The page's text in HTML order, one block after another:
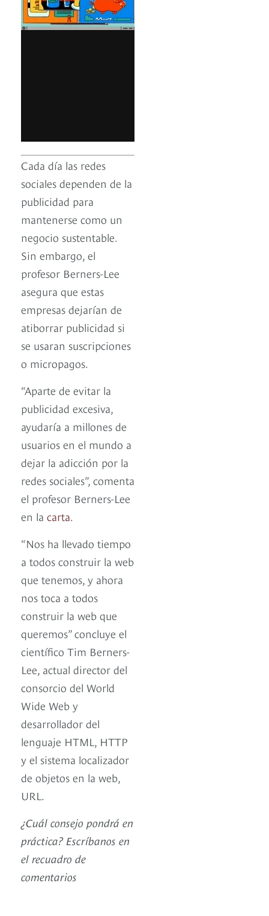
Cada día las redes
sociales dependen de la
publicidad para
mantenerse como un
negocio sustentable.
Sin embargo, el
profesor Berners-Lee
asegura que estas
empresas dejarían de
atiborrar publicidad si
se usaran suscripciones
o micropagos.
“Aparte de evitar la
publicidad excesiva,
ayudaría a millones de
usuarios en el mundo a
dejar la adicción por la
redes sociales”, comenta
el profesor Berners-Lee
en la carta.
“Nos ha llevado tiempo
a todos construir la web
que tenemos, y ahora
nos toca a todos
construir la web que
queremos” concluye el
científico Tim Berners-
Lee, actual director del
consorcio del World
Wide Web y
desarrollador del
lenguaje HTML, HTTP
y el sistema localizador
de objetos en la web,
URL.
¿Cuál consejo pondrá en
práctica? Escríbanos en
el recuadro de
comentarios